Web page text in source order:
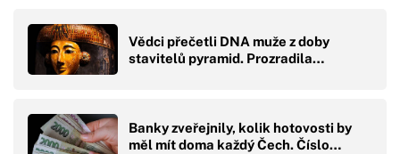
Vědci přečetli DNA muže z doby
stavitelů pyramid. Prozradila…
Banky zveřejnily, kolik hotovosti by
měl mít doma každý Čech. Číslo…